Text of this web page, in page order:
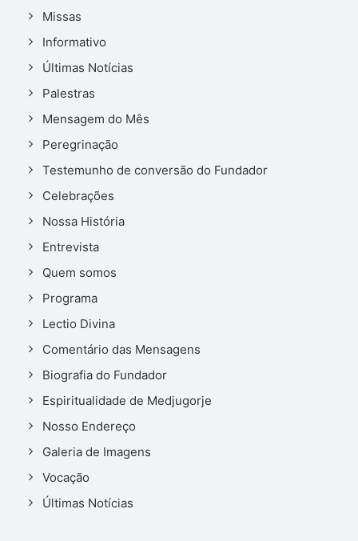
Missas
Informativo
Últimas Notícias
Palestras
Mensagem do Mês
Peregrinação
Testemunho de conversão do Fundador
Celebrações
Nossa História
Entrevista
Quem somos
Programa
Lectio Divina
Comentário das Mensagens
Biografia do Fundador
Espiritualidade de Medjugorje
Nosso Endereço
Galeria de Imagens
Vocação
Últimas Notícias